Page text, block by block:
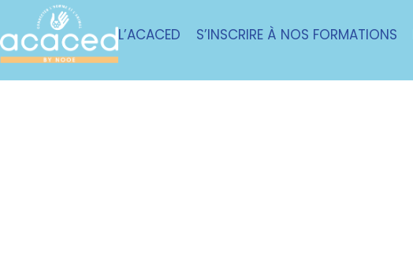
L’ACACED S’INSCRIRE À NOS FORMATIONS